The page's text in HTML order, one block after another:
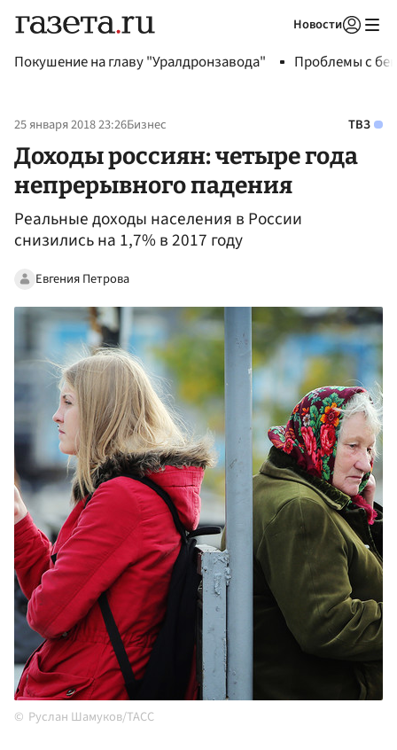
Новости
Покушение на главу "Уралдронзавода" Проблемы с
25 января 2018 23:26Бизнес ТВЗ
Доходы россиян: четыре года
непрерывного падения
Реальные доходы населения в России
снизились на 1,7% в 2017 году
Евгения Петрова
Руслан Шамуков/ТАСС